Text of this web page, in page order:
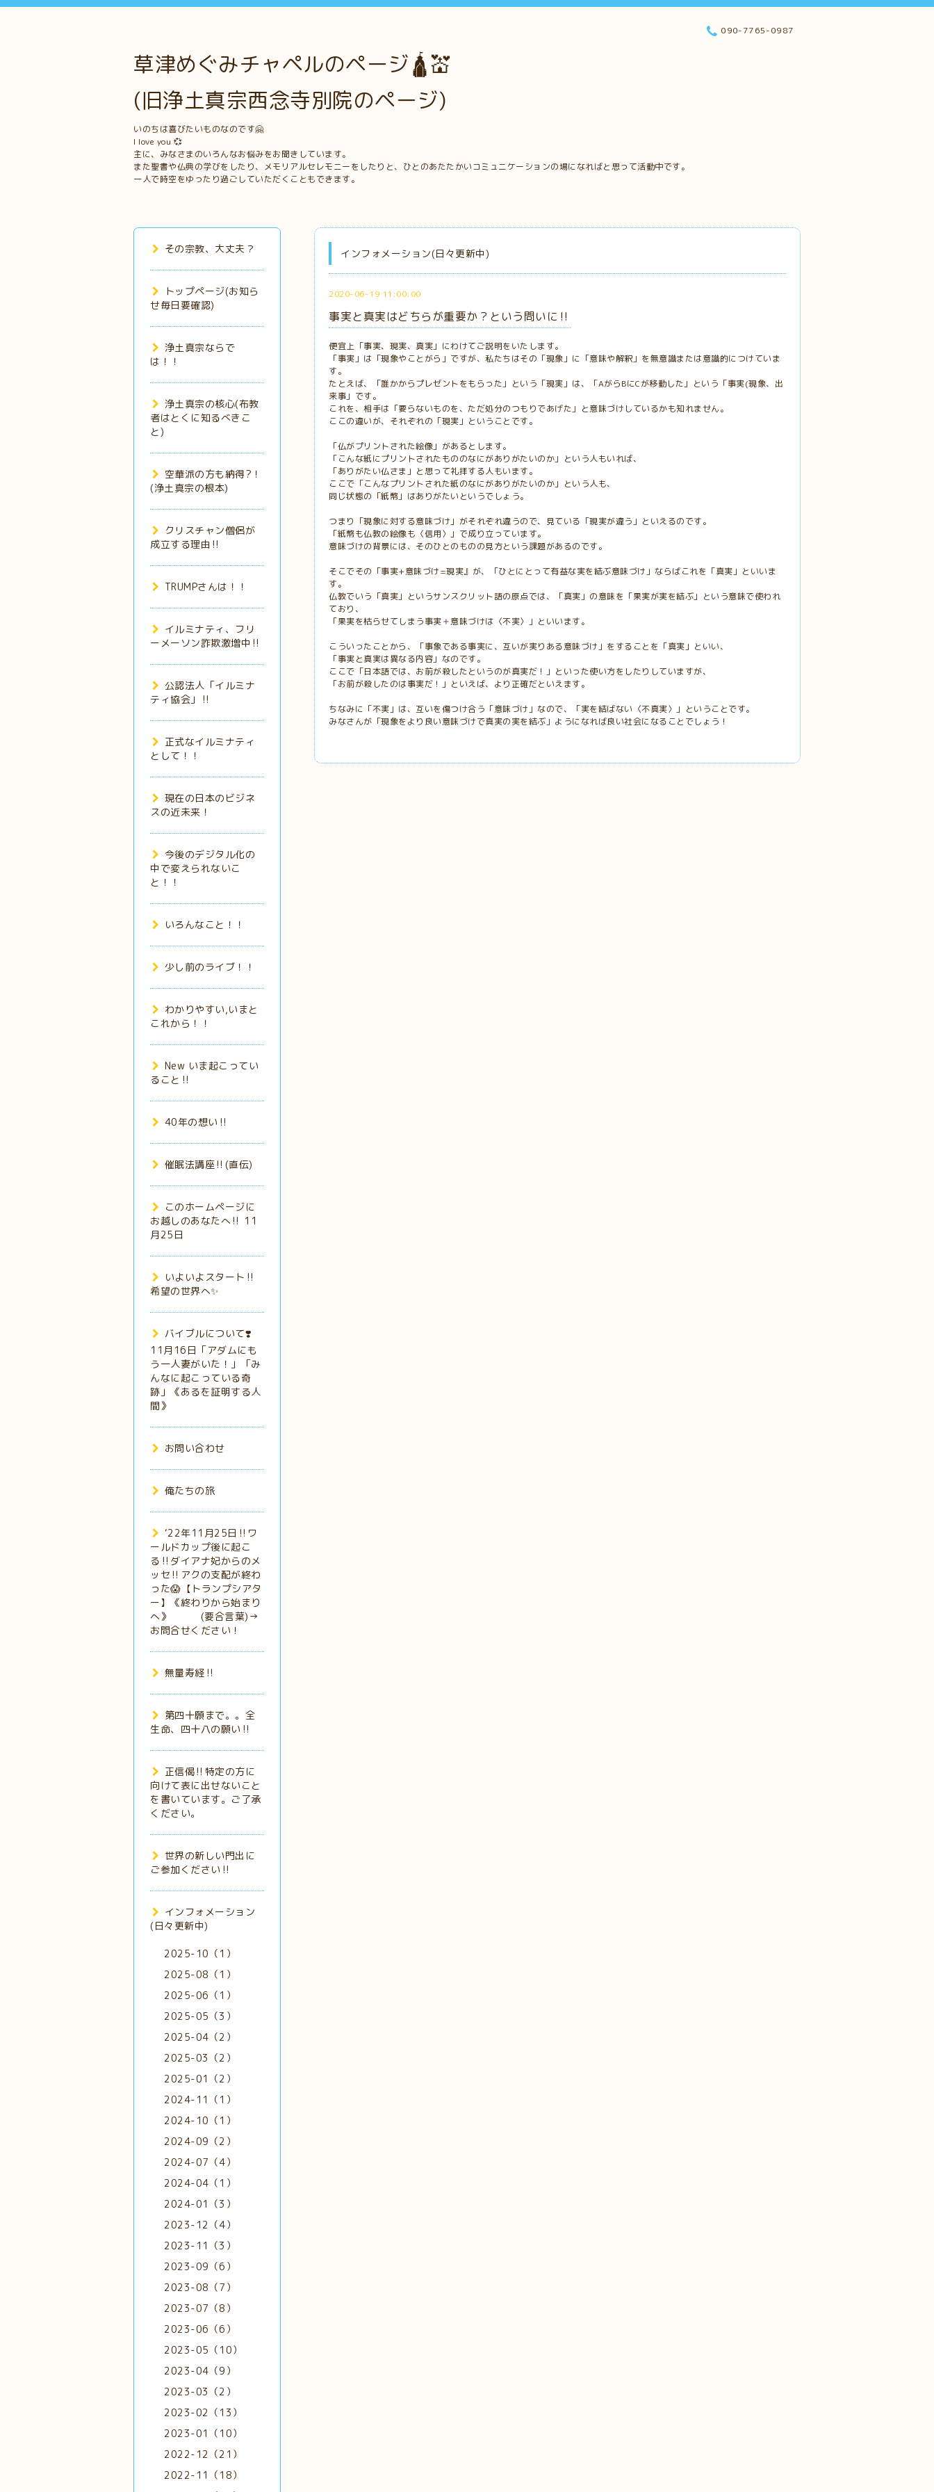
草津めぐみチャペルのページ🛕💒
(旧浄土真宗西念寺別院のページ)
いのちは喜びたいものなのです🤗
I love you 💞
主に、みなさまのいろんなお悩みをお聞きしています。
また聖書や仏典の学びをしたり、メモリアルセレモニーをしたりと、ひとのあたたかいコミュニケーションの場になればと思って活動中です。
一人で時空をゆったり過ごしていただくこともできます。
090-7765-0987
インフォメーション(日々更新中)
2020-06-19 11:00:00
事実と真実はどちらが重要か？という問いに‼️
便宜上「事実、現実、真実」にわけてご説明をいたします。
「事実」は「現象やことがら」ですが、私たちはその「現象」に「意味や解釈」を無意識または意識的につけていま
す。
たとえば、「誰かからプレゼントをもらった」という「現実」は、「AがらBにCが移動した」という「事実(現象、出
来事」です。
これを、相手は「要らないものを、ただ処分のつもりであげた」と意味づけしているかも知れません。
ここの違いが、それぞれの「現実」ということです。
「仏がプリントされた絵像」があるとします。
「こんな紙にプリントされたもののなにがありがたいのか」という人もいれば、
「ありがたい仏さま」と思って礼拝する人もいます。
ここで「こんなプリントされた紙のなにがありがたいのか」という人も、
同じ状態の「紙幣」はありがたいというでしょう。
つまり「現象に対する意味づけ」がそれぞれ違うので、見ている「現実が違う」といえるのです。
「紙幣も仏教の絵像も〈信用〉」で成り立っています。
意味づけの背景には、そのひとのものの見方という課題があるのです。
そこでその「事実+意味づけ=現実』が、「ひとにとって有益な実を結ぶ意味づけ」ならばこれを「真実」といいま
す。
仏教でいう「真実」というサンスクリット語の原点では、「真実」の意味を「果実が実を結ぶ」という意味で使われ
ており、
「果実を枯らせてしまう事実＋意味づけは〈不実〉」といいます。
こういったことから、「事象である事実に、互いが実りある意味づけ」をすることを「真実」といい、
「事実と真実は異なる内容」なのです。
ここで「日本語では、お前が殺したというのが真実だ！」といった使い方をしたりしていますが、
「お前が殺したのは事実だ！」といえば、より正確だといえます。
ちなみに「不実」は、互いを傷つけ合う「意味づけ」なので、「実を結ばない〈不真実〉」ということです。
みなさんが「現象をより良い意味づけで真実の実を結ぶ」ようになれば良い社会になることでしょう！
その宗教、大丈夫？
トップページ(お知ら
せ毎日要確認)
浄土真宗ならで
は！！
浄土真宗の核心(布教
者はとくに知るべきこ
と)
空華派の方も納得?！
(浄土真宗の根本)
クリスチャン僧侶が
成立する理由‼️
TRUMPさんは！！
イルミナティ、フリ
ーメーソン詐欺激増中‼️
公認法人「イルミナ
ティ協会」‼️
正式なイルミナティ
として！！
現在の日本のビジネ
スの近未来！
今後のデジタル化の
中で変えられないこ
と！！
いろんなこと！！
少し前のライブ！！
わかりやすい,いまと
これから！！
New いま起こってい
ること‼️
40年の想い‼️
催眠法講座‼️(直伝)
このホームページに
お越しのあなたへ‼️ 11
月25日
いよいよスタート‼️
希望の世界へ✨
バイブルについて❣️
11月16日「アダムにも
う一人妻がいた！」「み
んなに起こっている奇
跡」《あるを証明する人
間》
お問い合わせ
俺たちの旅
‘22年11月25日‼️ワ
ールドカップ後に起こ
る‼️ダイアナ妃からのメ
ッセ‼️アクの支配が終わ
った😱【トランプシアタ
ー】《終わりから始まり
へ》 (要合言葉)→
お問合せください！
無量寿経‼️
第四十願まで。。全
生命、四十八の願い‼️
正信偈‼️特定の方に
向けて表に出せないこと
を書いています。ご了承
ください。
世界の新しい門出に
ご参加ください‼️
インフォメーション
(日々更新中)
2025-10（1）
2025-08（1）
2025-06（1）
2025-05（3）
2025-04（2）
2025-03（2）
2025-01（2）
2024-11（1）
2024-10（1）
2024-09（2）
2024-07（4）
2024-04（1）
2024-01（3）
2023-12（4）
2023-11（3）
2023-09（6）
2023-08（7）
2023-07（8）
2023-06（6）
2023-05（10）
2023-04（9）
2023-03（2）
2023-02（13）
2023-01（10）
2022-12（21）
2022-11（18）